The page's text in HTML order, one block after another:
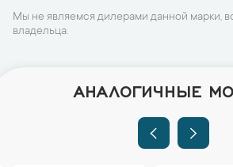
Мы не являемся дилерами данной марки,
владельца.
АНАЛОГИЧНЫЕ